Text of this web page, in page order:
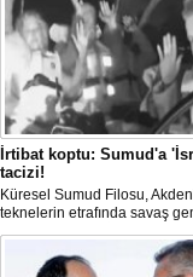
İrtibat koptu: Sumud'a
tacizi!
Küresel Sumud Filosu,
teknelerin etrafında savaş
görüldüğünü ve İsrail
ettiği bir tekneyle irtibatlarının
koptuğunu bildirdi.